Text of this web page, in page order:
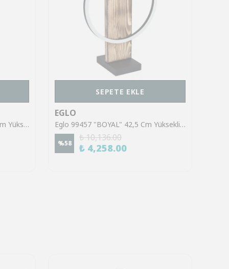
Eglo 94704 "BORGILLIO" 71 Cm Yüksekliğinde Bakır Rengi Çelik Masa Lambası
SEPETE EKLE
EGLO
Eglo 99457 "BOYAL" 42,5 Cm Yüksekliğinde Çelik, Ahşap Masa Lambası
%58
₺ 10,136.00
₺ 4,258.00